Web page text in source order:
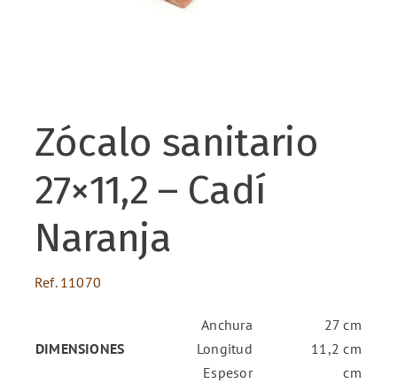
Zócalo sanitario
27×11,2 – Cadí
Naranja
Ref. 11070
DIMENSIONES
Anchura
Longitud
Espesor
27 cm
11,2 cm
cm